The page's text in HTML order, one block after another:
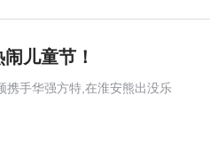
儿童节！
携手华强方特,在淮安熊出没乐